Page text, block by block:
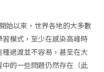
始以來，世界各地的大多數
模式，至少在感染高峰時
過渡並不容易，甚至在大
的一些問題仍然存在（此